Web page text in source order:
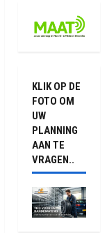
KLIK OP DE
FOTO OM
UW
PLANNING
AAN TE
VRAGEN..